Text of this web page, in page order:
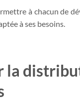
à chacun de
à ses besoins.
la